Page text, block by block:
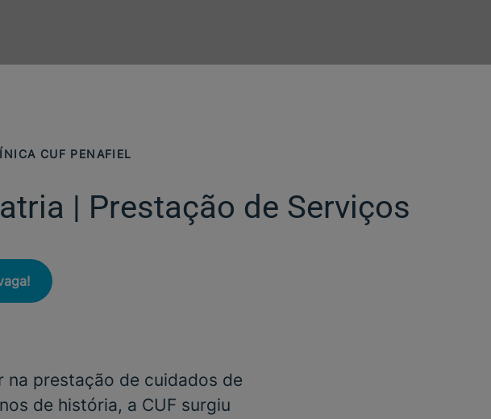
CUF PENAFIEL
| Prestação de Serviços
na prestação de cuidados de
de história, a CUF surgiu